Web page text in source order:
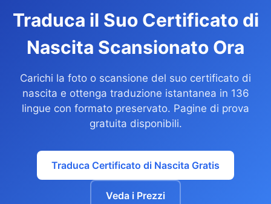
Traduca il Suo Certificato di
Nascita Scansionato Ora
Carichi la foto o scansione del suo certificato di
nascita e ottenga traduzione istantanea in 136
lingue con formato preservato. Pagine di prova
gratuita disponibili.
Traduca Certificato di Nascita Gratis
Veda i Prezzi